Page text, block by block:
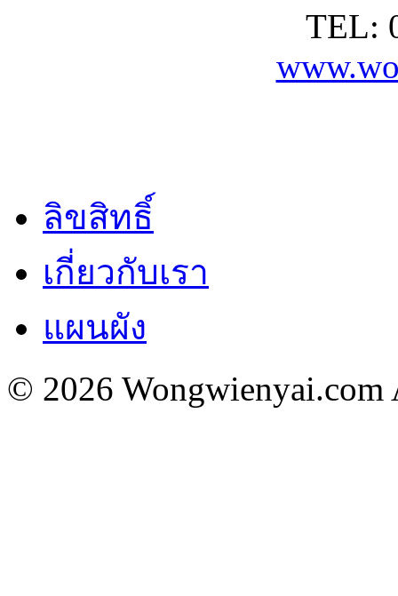
TEL:
ลิขสิทธิ์
เกี่ยวกับเรา
แผนผัง
© 2026 Wongwienyai.com